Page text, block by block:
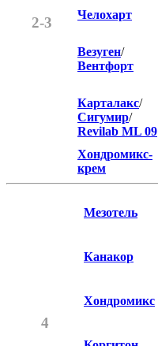
2-3
Челохарт
Везуген/
Вентфорт
Карталакс/
Сигумир/
Revilab ML 09
Хондромикс-
крем
4
Мезотель
Канакор
Хондромикс